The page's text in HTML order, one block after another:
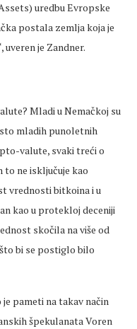
uredbu Evropske
postala zemlja koja je
je Zandner.
Mladi u Nemačkoj su
mladih punoletnih
valute, svaki treći o
to ne isključuje kao
vrednosti bitkoina i u
kao u protekloj deceniji
skočila na više od
bi se postiglo bilo
pameti na takav način
špekulanata Voren